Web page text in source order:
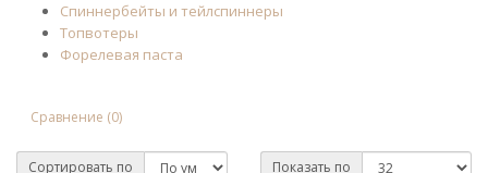
Спиннербейты и тейлспиннеры
Топвотеры
Форелевая паста
Сравнение (0)
Сортировать по Показать по